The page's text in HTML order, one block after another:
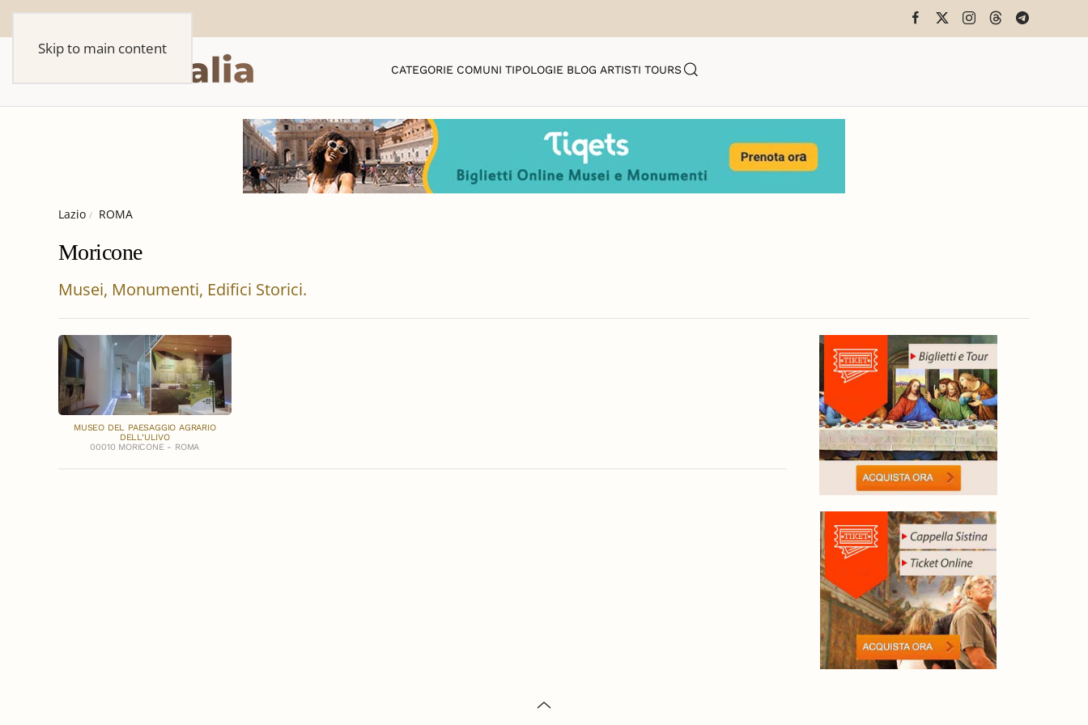
Skip to main content
CATEGORIE COMUNI TIPOLOGIE BLOG ARTISTI TOURS
Lazio ROMA
Moricone
Musei, Monumenti, Edifici Storici.
MUSEO DEL PAESAGGIO AGRARIO
DELL’ULIVO
00010 MORICONE - ROMA